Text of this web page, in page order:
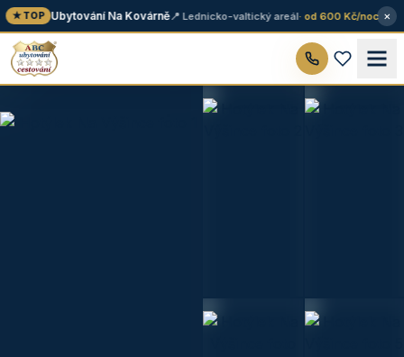
★ TOP Ubytování Na Kovárně📍 Lednicko-valtický areál· od 600 Kč/noc ×